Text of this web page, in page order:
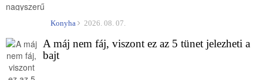
Konyha 2026. 08. 07.
A máj nem fáj, viszont ez az 5 tünet jelezheti a
bajt